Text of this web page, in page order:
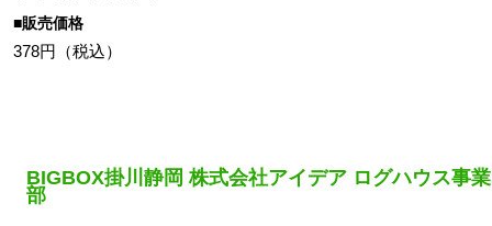
■販売価格
378円（税込）
BIGBOX掛川静岡 株式会社アイデア ログハウス事業
部